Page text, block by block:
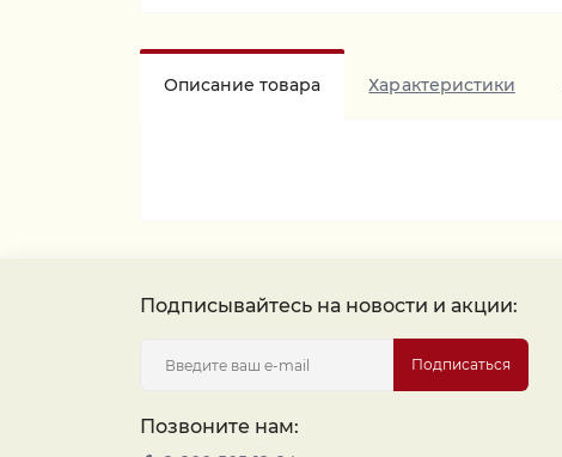
Описание товара Характеристики
Подписывайтесь на новости и акции:
Подписаться
Позвоните нам: